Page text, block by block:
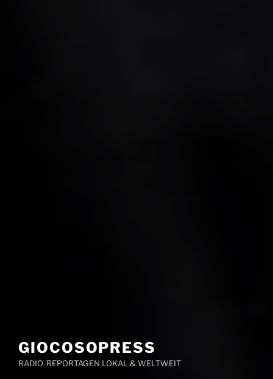
GIOCOSOPRESS
RADIO-REPORTAGEN LOKAL & WELTWEIT